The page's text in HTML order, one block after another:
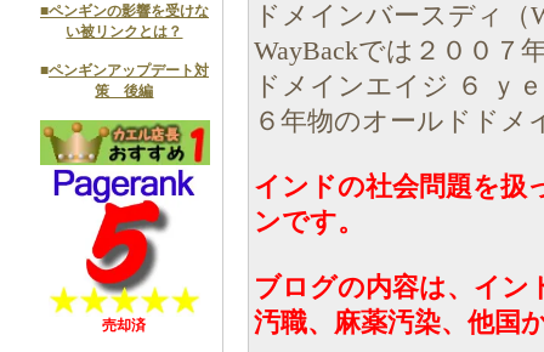
■ペンギンの影響を受けな
い被リンクとは？
■ペンギンアップデート対
策 後編
売却済
ドメインバースディ（
WayBackでは２００７
ドメインエイジ ６ ｙ
６年物のオールドドメ
インドの社会問題を扱
ンです。
ブログの内容は、イン
汚職、麻薬汚染、他国